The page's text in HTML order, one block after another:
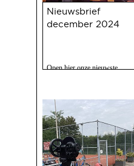
Nieuwsbrief
december 2024
Open hier onze nieuwste
12 december a.s.